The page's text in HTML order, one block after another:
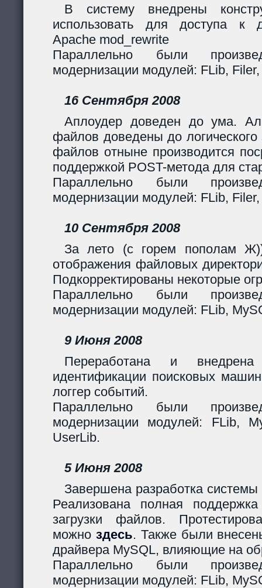
В систему внедрены
использовать для доступа к
Apache mod_rewrite
Параллельно были
модернизации модулей: FLib,
16 Сентября 2008
Аплоудер доведен до ума.
файлов доведены до логического
файлов отныне производится
поддержкой POST-метода для
Параллельно были
модернизации модулей: FLib,
10 Сентября 2008
За лето (с горем пополам
отображения файловых
Подкорректированы некоторые
Параллельно были
модернизации модулей: FLib,
9 Июня 2008
Переработана и
идентификации поисковых
логгер событий.
Параллельно были
модернизации модулей: FLib,
UserLib.
5 Июня 2008
Завершена разработка
Реализована полная
загрузки файлов.
можно здесь. Также были
драйвера MySQL, влияющие на
Параллельно были
модернизации модулей: FLib,